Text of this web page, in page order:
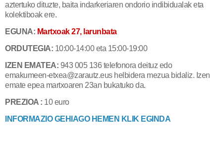
aztertuko dituzte, baita indarkeriaren ondorio indibidualak eta
kolektiboak ere.
EGUNA: Martxoak 27, larunbata
ORDUTEGIA: 10:00-14:00 eta 15:00-19:00
IZEN EMATEA: 943 005 136 telefonora deituz edo
emakumeen-etxea@zarautz.eus helbidera mezua bidaliz. Izen
emate epea martxoaren 23an bukatuko da.
PREZIOA : 10 euro
INFORMAZIO GEHIAGO HEMEN KLIK EGINDA